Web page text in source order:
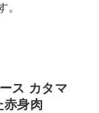
ス カタマ
赤身肉